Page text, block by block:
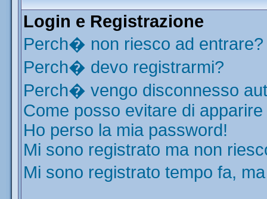
Login e Registrazione
Perch� non riesco ad entrare?
Perch� devo registrarmi?
Perch� vengo disconnesso
Come posso evitare di
Ho perso la mia password!
Mi sono registrato ma non
Mi sono registrato tempo fa,